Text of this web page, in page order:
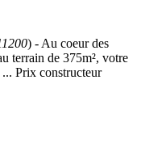
) - Au coeur des
terrain de 375m², votre
Prix constructeur